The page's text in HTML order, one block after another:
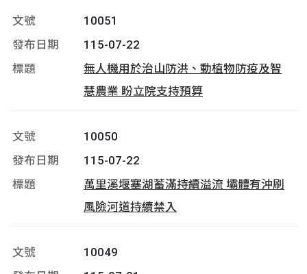
10051
115-07-22
無人機用於治山防洪、動植物防疫及智
慧農業 盼立院支持預算
10050
115-07-22
萬里溪堰塞湖蓄滿持續溢流 壩體有沖刷
風險河道持續禁入
10049